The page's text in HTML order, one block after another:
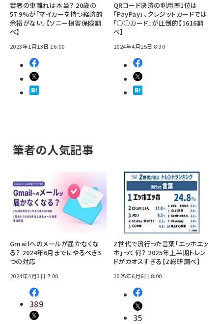
若者の車離れは本当？ 20歳の
57.9%が「マイカーを持つ経済的
余裕がない」【ソニー損害保険調
べ】
2023年1月13日 16:00
QRコード決済の利用率1位は
「PayPay」、クレジットカードでは
「○○カード」が圧倒的【1616調
べ】
2024年4月15日 8:30
筆者の人気記事
Gmailへのメールが届かなくな
る？ 2024年6月までにやるべき3
つの対応
2024年4月3日 7:00
389
Z世代で流行った言葉「エッホエッ
ホ」って何？ 2025年上半期トレン
ドがカオスすぎる【Z総研調べ】
2025年6月6日 8:00
35